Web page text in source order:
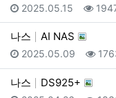
등록일
2025.05.15 조회
나스 AI NAS
등록일
2025.05.09 조회
나스 DS925+